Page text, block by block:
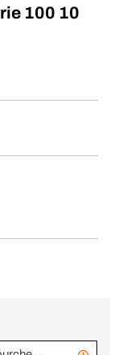
100 10